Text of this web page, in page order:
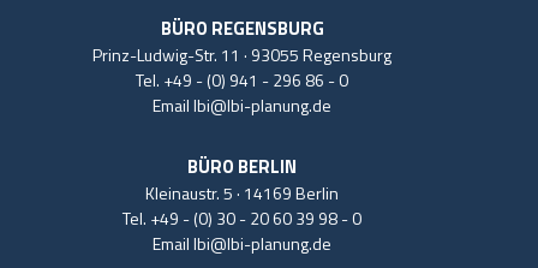
BÜRO REGENSBURG
Prinz-Ludwig-Str. 11 · 93055 Regensburg
Tel. +49 - (0) 941 - 296 86 - 0
Emaillbi@lbi-planung.de
BÜRO BERLIN
Kleinaustr. 5 · 14169 Berlin
Tel. +49 - (0) 30 - 20 60 39 98 - 0
Emaillbi@lbi-planung.de